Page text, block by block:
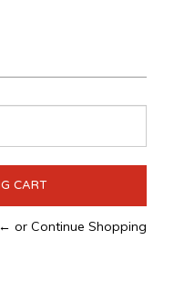
← or Continue Shopping